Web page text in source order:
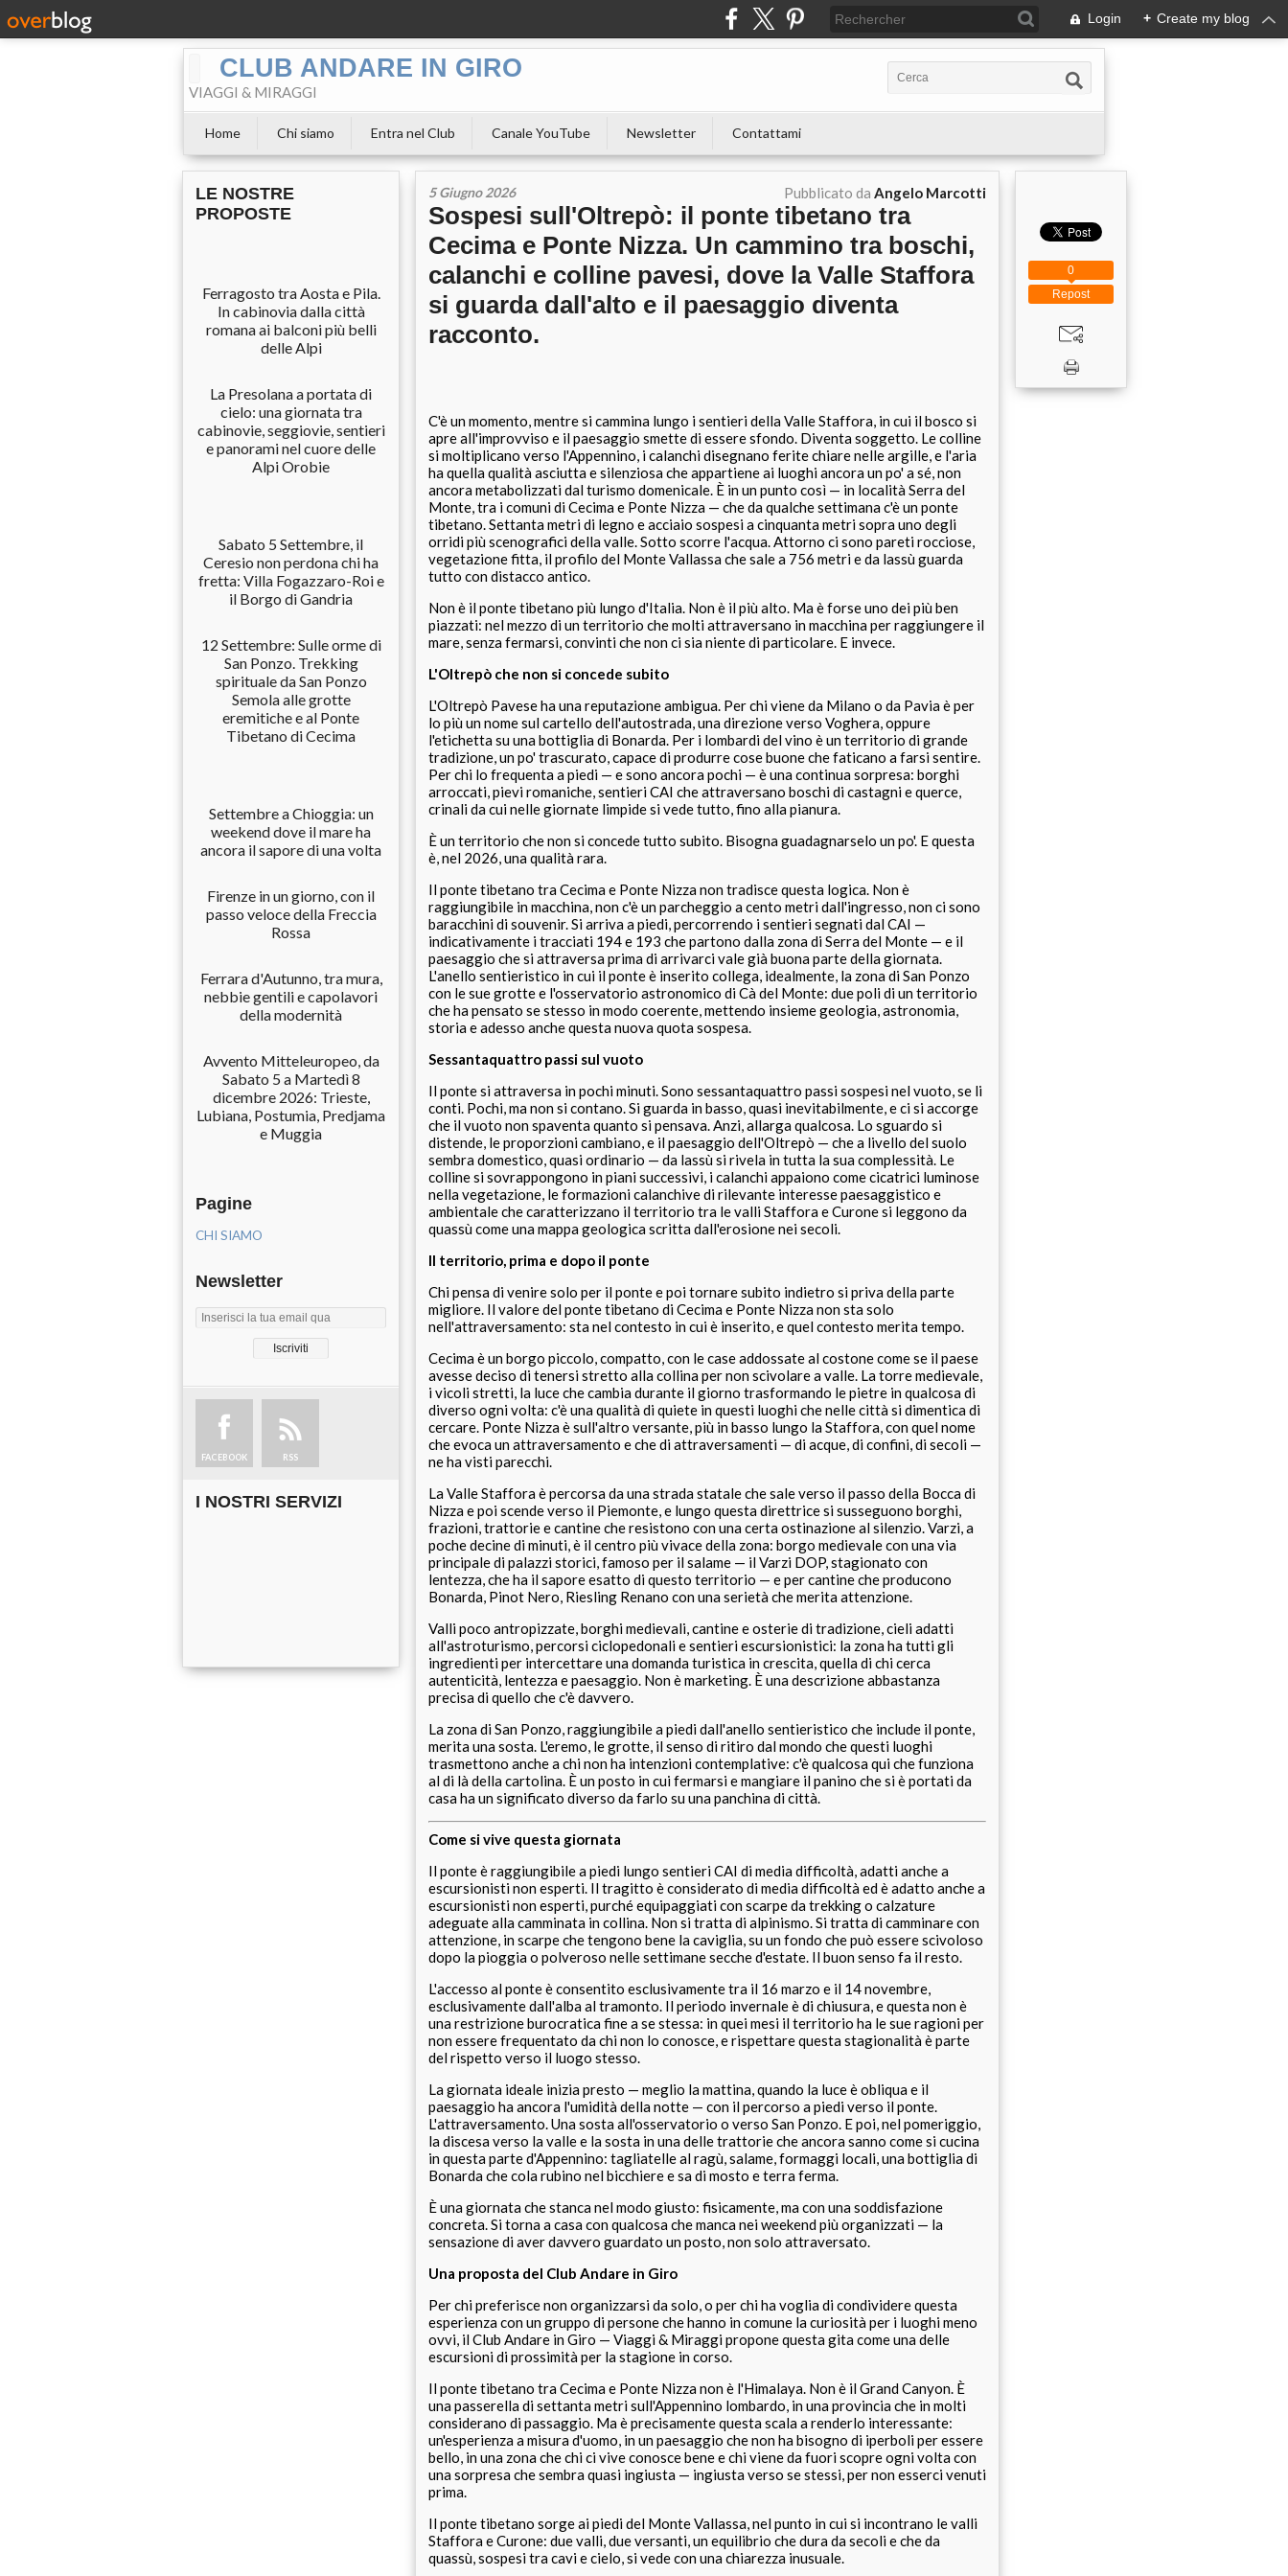
Login + Create my blog
CLUB ANDARE IN GIRO
VIAGGI & MIRAGGI
Home Chi siamo Entra nel Club Canale YouTube Newsletter Contattami
LE NOSTRE
PROPOSTE
Ferragosto tra Aosta e Pila.
In cabinovia dalla città
romana ai balconi più belli
delle Alpi
La Presolana a portata di
cielo: una giornata tra
cabinovie, seggiovie, sentieri
e panorami nel cuore delle
Alpi Orobie
Sabato 5 Settembre, il
Ceresio non perdona chi ha
fretta: Villa Fogazzaro-Roi e
il Borgo di Gandria
12 Settembre: Sulle orme di
San Ponzo. Trekking
spirituale da San Ponzo
Semola alle grotte
eremitiche e al Ponte
Tibetano di Cecima
Settembre a Chioggia: un
weekend dove il mare ha
ancora il sapore di una volta
Firenze in un giorno, con il
passo veloce della Freccia
Rossa
Ferrara d'Autunno, tra mura,
nebbie gentili e capolavori
della modernità
Avvento Mitteleuropeo, da
Sabato 5 a Martedì 8
dicembre 2026: Trieste,
Lubiana, Postumia, Predjama
e Muggia
Pagine
CHI SIAMO
Newsletter
FACEBOOK RSS
I NOSTRI SERVIZI
5 Giugno 2026 Pubblicato da Angelo Marcotti
Sospesi sull'Oltrepò: il ponte tibetano tra
Cecima e Ponte Nizza. Un cammino tra boschi,
calanchi e colline pavesi, dove la Valle Staffora
si guarda dall'alto e il paesaggio diventa
racconto.
C'è un momento, mentre si cammina lungo i sentieri della Valle Staffora, in cui il bosco si
apre all'improvviso e il paesaggio smette di essere sfondo. Diventa soggetto. Le colline
si moltiplicano verso l'Appennino, i calanchi disegnano ferite chiare nelle argille, e l'aria
ha quella qualità asciutta e silenziosa che appartiene ai luoghi ancora un po' a sé, non
ancora metabolizzati dal turismo domenicale. È in un punto così — in località Serra del
Monte, tra i comuni di Cecima e Ponte Nizza — che da qualche settimana c'è un ponte
tibetano. Settanta metri di legno e acciaio sospesi a cinquanta metri sopra uno degli
orridi più scenografici della valle. Sotto scorre l'acqua. Attorno ci sono pareti rocciose,
vegetazione fitta, il profilo del Monte Vallassa che sale a 756 metri e da lassù guarda
tutto con distacco antico.
Non è il ponte tibetano più lungo d'Italia. Non è il più alto. Ma è forse uno dei più ben
piazzati: nel mezzo di un territorio che molti attraversano in macchina per raggiungere il
mare, senza fermarsi, convinti che non ci sia niente di particolare. E invece.
L'Oltrepò che non si concede subito
L'Oltrepò Pavese ha una reputazione ambigua. Per chi viene da Milano o da Pavia è per
lo più un nome sul cartello dell'autostrada, una direzione verso Voghera, oppure
l'etichetta su una bottiglia di Bonarda. Per i lombardi del vino è un territorio di grande
tradizione, un po' trascurato, capace di produrre cose buone che faticano a farsi sentire.
Per chi lo frequenta a piedi — e sono ancora pochi — è una continua sorpresa: borghi
arroccati, pievi romaniche, sentieri CAI che attraversano boschi di castagni e querce,
crinali da cui nelle giornate limpide si vede tutto, fino alla pianura.
È un territorio che non si concede tutto subito. Bisogna guadagnarselo un po'. E questa
è, nel 2026, una qualità rara.
Il ponte tibetano tra Cecima e Ponte Nizza non tradisce questa logica. Non è
raggiungibile in macchina, non c'è un parcheggio a cento metri dall'ingresso, non ci sono
baracchini di souvenir. Si arriva a piedi, percorrendo i sentieri segnati dal CAI —
indicativamente i tracciati 194 e 193 che partono dalla zona di Serra del Monte — e il
paesaggio che si attraversa prima di arrivarci vale già buona parte della giornata.
L'anello sentieristico in cui il ponte è inserito collega, idealmente, la zona di San Ponzo
con le sue grotte e l'osservatorio astronomico di Cà del Monte: due poli di un territorio
che ha pensato se stesso in modo coerente, mettendo insieme geologia, astronomia,
storia e adesso anche questa nuova quota sospesa.
Sessantaquattro passi sul vuoto
Il ponte si attraversa in pochi minuti. Sono sessantaquattro passi sospesi nel vuoto, se li
conti. Pochi, ma non si contano. Si guarda in basso, quasi inevitabilmente, e ci si accorge
che il vuoto non spaventa quanto si pensava. Anzi, allarga qualcosa. Lo sguardo si
distende, le proporzioni cambiano, e il paesaggio dell'Oltrepò — che a livello del suolo
sembra domestico, quasi ordinario — da lassù si rivela in tutta la sua complessità. Le
colline si sovrappongono in piani successivi, i calanchi appaiono come cicatrici luminose
nella vegetazione, le formazioni calanchive di rilevante interesse paesaggistico e
ambientale che caratterizzano il territorio tra le valli Staffora e Curone si leggono da
quassù come una mappa geologica scritta dall'erosione nei secoli.
Il territorio, prima e dopo il ponte
Chi pensa di venire solo per il ponte e poi tornare subito indietro si priva della parte
migliore. Il valore del ponte tibetano di Cecima e Ponte Nizza non sta solo
nell'attraversamento: sta nel contesto in cui è inserito, e quel contesto merita tempo.
Cecima è un borgo piccolo, compatto, con le case addossate al costone come se il paese
avesse deciso di tenersi stretto alla collina per non scivolare a valle. La torre medievale,
i vicoli stretti, la luce che cambia durante il giorno trasformando le pietre in qualcosa di
diverso ogni volta: c'è una qualità di quiete in questi luoghi che nelle città si dimentica di
cercare. Ponte Nizza è sull'altro versante, più in basso lungo la Staffora, con quel nome
che evoca un attraversamento e che di attraversamenti — di acque, di confini, di secoli —
ne ha visti parecchi.
La Valle Staffora è percorsa da una strada statale che sale verso il passo della Bocca di
Nizza e poi scende verso il Piemonte, e lungo questa direttrice si susseguono borghi,
frazioni, trattorie e cantine che resistono con una certa ostinazione al silenzio. Varzi, a
poche decine di minuti, è il centro più vivace della zona: borgo medievale con una via
principale di palazzi storici, famoso per il salame — il Varzi DOP, stagionato con
lentezza, che ha il sapore esatto di questo territorio — e per cantine che producono
Bonarda, Pinot Nero, Riesling Renano con una serietà che merita attenzione.
Valli poco antropizzate, borghi medievali, cantine e osterie di tradizione, cieli adatti
all'astroturismo, percorsi ciclopedonali e sentieri escursionistici: la zona ha tutti gli
ingredienti per intercettare una domanda turistica in crescita, quella di chi cerca
autenticità, lentezza e paesaggio. Non è marketing. È una descrizione abbastanza
precisa di quello che c'è davvero.
La zona di San Ponzo, raggiungibile a piedi dall'anello sentieristico che include il ponte,
merita una sosta. L'eremo, le grotte, il senso di ritiro dal mondo che questi luoghi
trasmettono anche a chi non ha intenzioni contemplative: c'è qualcosa qui che funziona
al di là della cartolina. È un posto in cui fermarsi e mangiare il panino che si è portati da
casa ha un significato diverso da farlo su una panchina di città.
Come si vive questa giornata
Il ponte è raggiungibile a piedi lungo sentieri CAI di media difficoltà, adatti anche a
escursionisti non esperti. Il tragitto è considerato di media difficoltà ed è adatto anche a
escursionisti non esperti, purché equipaggiati con scarpe da trekking o calzature
adeguate alla camminata in collina. Non si tratta di alpinismo. Si tratta di camminare con
attenzione, in scarpe che tengono bene la caviglia, su un fondo che può essere scivoloso
dopo la pioggia o polveroso nelle settimane secche d'estate. Il buon senso fa il resto.
L'accesso al ponte è consentito esclusivamente tra il 16 marzo e il 14 novembre,
esclusivamente dall'alba al tramonto. Il periodo invernale è di chiusura, e questa non è
una restrizione burocratica fine a se stessa: in quei mesi il territorio ha le sue ragioni per
non essere frequentato da chi non lo conosce, e rispettare questa stagionalità è parte
del rispetto verso il luogo stesso.
La giornata ideale inizia presto — meglio la mattina, quando la luce è obliqua e il
paesaggio ha ancora l'umidità della notte — con il percorso a piedi verso il ponte.
L'attraversamento. Una sosta all'osservatorio o verso San Ponzo. E poi, nel pomeriggio,
la discesa verso la valle e la sosta in una delle trattorie che ancora sanno come si cucina
in questa parte d'Appennino: tagliatelle al ragù, salame, formaggi locali, una bottiglia di
Bonarda che cola rubino nel bicchiere e sa di mosto e terra ferma.
È una giornata che stanca nel modo giusto: fisicamente, ma con una soddisfazione
concreta. Si torna a casa con qualcosa che manca nei weekend più organizzati — la
sensazione di aver davvero guardato un posto, non solo attraversato.
Una proposta del Club Andare in Giro
Per chi preferisce non organizzarsi da solo, o per chi ha voglia di condividere questa
esperienza con un gruppo di persone che hanno in comune la curiosità per i luoghi meno
ovvi, il Club Andare in Giro — Viaggi & Miraggi propone questa gita come una delle
escursioni di prossimità per la stagione in corso.
Il ponte tibetano tra Cecima e Ponte Nizza non è l'Himalaya. Non è il Grand Canyon. È
una passerella di settanta metri sull'Appennino lombardo, in una provincia che in molti
considerano di passaggio. Ma è precisamente questa scala a renderlo interessante:
un'esperienza a misura d'uomo, in un paesaggio che non ha bisogno di iperboli per essere
bello, in una zona che chi ci vive conosce bene e chi viene da fuori scopre ogni volta con
una sorpresa che sembra quasi ingiusta — ingiusta verso se stessi, per non esserci venuti
prima.
Il ponte tibetano sorge ai piedi del Monte Vallassa, nel punto in cui si incontrano le valli
Staffora e Curone: due valli, due versanti, un equilibrio che dura da secoli e che da
quassù, sospesi tra cavi e cielo, si vede con una chiarezza inusuale.
Repost
0